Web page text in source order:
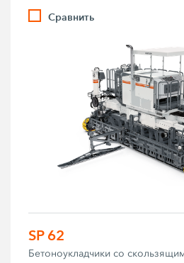
Сравнить
SP 62
Бетоноукладчики со